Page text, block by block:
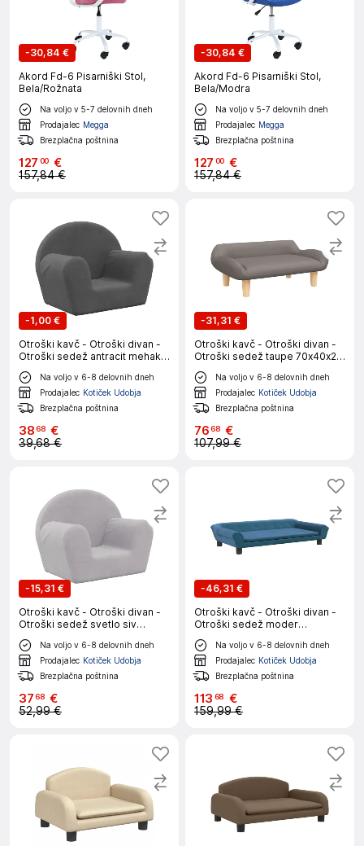
-30,84 €
Akord Fd-6 Pisarniški Stol,
Bela/Rožnata
Na voljo v 5-7 delovnih dneh
Prodajalec Megga
Brezplačna poštnina
127 00 €
157,84 €
-30,84 €
Akord Fd-6 Pisarniški Stol,
Bela/Modra
Na voljo v 5-7 delovnih dneh
Prodajalec Megga
Brezplačna poštnina
127 00 €
157,84 €
-1,00 €
Otroški kavč - Otroški divan -
Otroški sedež antracit mehak
pliš
Na voljo v 6-8 delovnih dneh
Prodajalec Kotiček Udobja
Brezplačna poštnina
3868 €
39,68 €
-31,31 €
Otroški kavč - Otroški divan -
Otroški sedež taupe 70x40x24
cm blago
Na voljo v 6-8 delovnih dneh
Prodajalec Kotiček Udobja
Brezplačna poštnina
7668 €
107,99 €
-15,31 €
Otroški kavč - Otroški divan -
Otroški sedež svetlo siv
mehak pliš
Na voljo v 6-8 delovnih dneh
Prodajalec Kotiček Udobja
Brezplačna poštnina
3768 €
52,99 €
-46,31 €
Otroški kavč - Otroški divan -
Otroški sedež moder
100x50x26 cm žamet
Na voljo v 6-8 delovnih dneh
Prodajalec Kotiček Udobja
Brezplačna poštnina
113 68 €
159,99 €